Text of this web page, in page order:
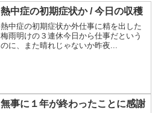
熱中症の初期症状か / 今日の収穫
熱中症の初期症状か外仕事に精を出した
梅雨明けの３連休今日から仕事だという
のに、また晴れじゃないか昨夜...
無事に１年が終わったことに感謝